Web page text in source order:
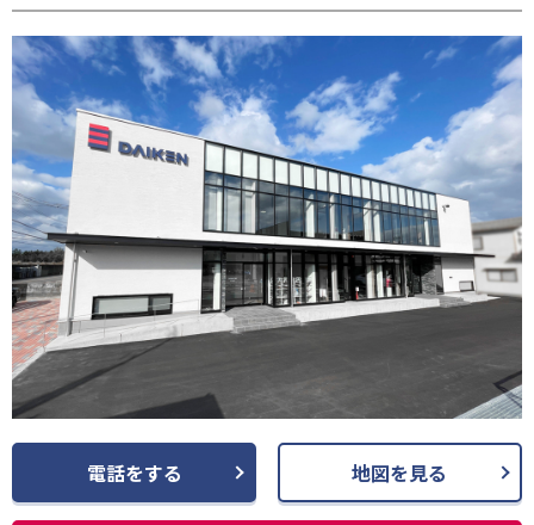
請します。
(3) お客さま情報の収集に際しては、利用目的を特定して通知または公表
し、その利用目的にしたがってお客さま情報を取り扱います。
(4) お客さま情報の漏洩、紛失、改ざん等を防止するために必要な 対策を
講じて適切な管理を行います。
(5) 保有するお客さま情報について、お客さま本人からの開示、訂正、削
除、利用停止の依頼を所定の窓口でお受けして、誠意をもって対応いたし
ます。
具体的には、以下の内容に従ってお客さま情報の取り扱いをいたします。
３．お客様の情報の利用目的
当社は、不動産についてのサービスをお客さまにご利用いただくにあた
り、各種の申込みの受付、訪問、提案、見積、各種の工事やサービス提供
等の機会に、当社が直接あるいは協力会社又は業務委託先等を通じて、お
客さまの個人情報（お客さまの電子メールアドレス、氏名、住所、電話番
号等）を取得いたしますが、これらの個人情報は下記の目的に利用させて
いただきます。
(2) 不動産についてのサービスのアフターサービスの提供
(3) 不動産についてのサービスのお知らせ・ＰＲ、調査・データ集積、研
究開発
電話をする 地図を見る